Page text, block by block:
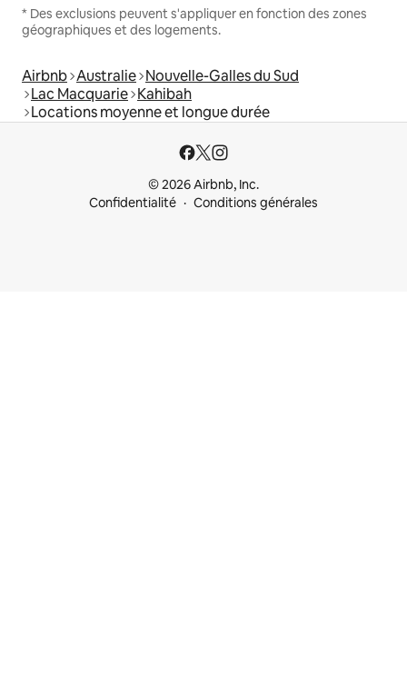
* Des exclusions peuvent s'appliquer en fonction des zones
géographiques et des logements.
Airbnb Australie Nouvelle-Galles du Sud
Lac Macquarie Kahibah
Locations moyenne et longue durée
© 2026 Airbnb, Inc.
Confidentialité
Conditions générales